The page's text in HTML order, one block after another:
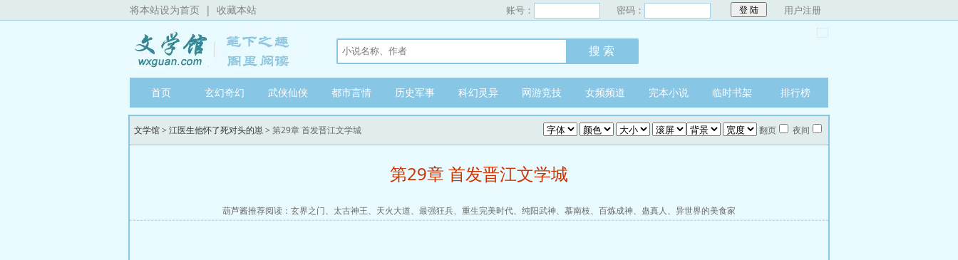
将本站设为首页 | 收藏本站 账号： 密码： 用户注册
首页 玄幻奇幻 武侠仙侠 都市言情 历史军事 科幻灵异 网游竞技 女频频道 完本小说 临时书架 排行榜
文学馆> 江医生他怀了死对头的崽> 第29章 首发晋江文学城 翻页 夜间
第29章 首发晋江文学城
葫芦酱推荐阅读： 玄界之门、 太古神王、 天火大道、 最强狂兵、 重生完美时代、 纯阳武神、 慕南枝、 百炼成神、 蛊真人、 异世界的美食家